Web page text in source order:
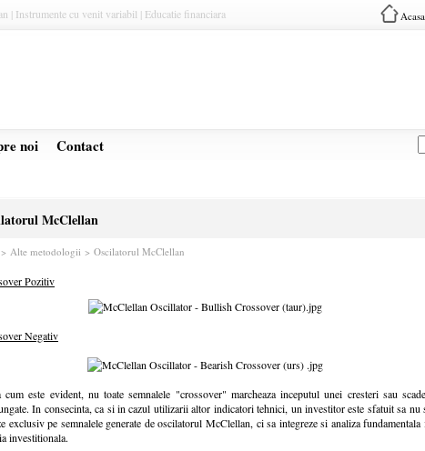
| Instrumente cu venit variabil | Educatie financiara Acasa
noi Contact
McClellan
> Alte metodologii > Oscilatorul McClellan
Pozitiv
Negativ
cum este evident, nu toate semnalele "crossover" marcheaza inceputul unei cresteri sau
In consecinta, ca si in cazul utilizarii altor indicatori tehnici, un investitor este sfatuit sa nu
exclusiv pe semnalele generate de oscilatorul McClellan, ci sa integreze si analiza fundamentala
investitionala.